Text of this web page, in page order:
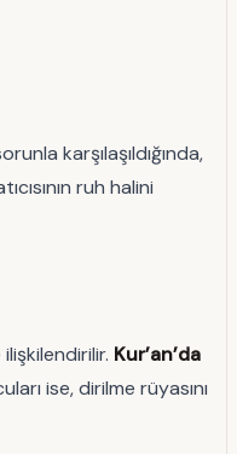
karşılaşıldığında,
ruh halini
Kur’an’da
ise, dirilme rüyasını